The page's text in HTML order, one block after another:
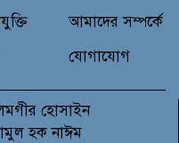
আমাদের সম্পর্কে
যোগাযোগ
হোসাইন
হক নাঈম